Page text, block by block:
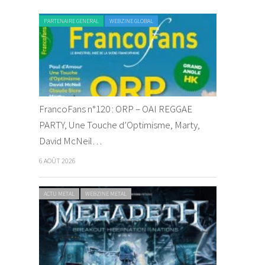
PARTENAIRE GENERAL WEBZINE GLOBAL
FrancoFans n°120 : ORP – OAI REGGAE
PARTY, Une Touche d’Optimisme, Marty,
David McNeil…
6 AOÛT 2026
ACTU METAL WEBZINE METAL